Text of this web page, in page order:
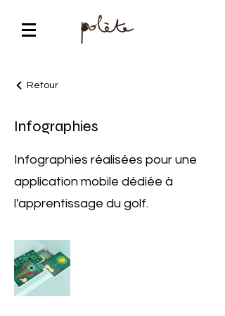
Retour
Infographies
Infographies réalisées pour une
application mobile dédiée à
l'apprentissage du golf.